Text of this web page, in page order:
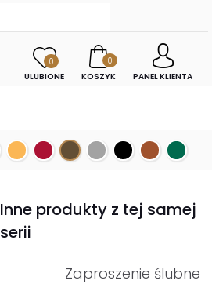
0
ULUBIONE
0
KOSZYK
PANEL KLIENTA
Inne produkty z tej samej
serii
Zaproszenie ślubne